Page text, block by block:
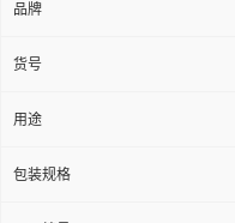
品牌
货号
用途
包装规格